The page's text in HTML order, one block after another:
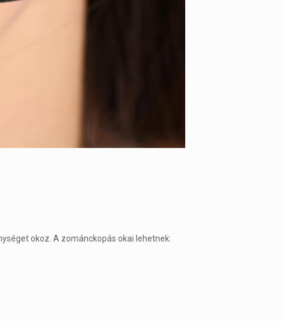
okoz. A zománckopás okai lehetnek: